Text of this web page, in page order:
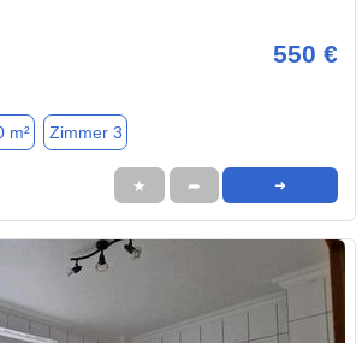
550 €
m² Zimmer 3
★ ➦ ➜